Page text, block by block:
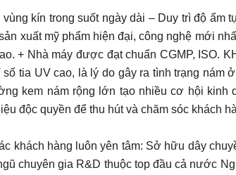
kín trong suốt ngày dài – Duy trì độ ẩm
xuất mỹ phẩm hiện đại, công nghệ mới
+ Nhà máy được đạt chuẩn CGMP, ISO.
tia UV cao, là lý do gây ra tình trạng
kem nám rộng lớn tạo nhiều cơ hội
độc quyền để thu hút và chăm sóc khách
khách hàng luôn yên tâm: Sở hữu dây
chuyên gia R&D thuộc top đầu cả nước